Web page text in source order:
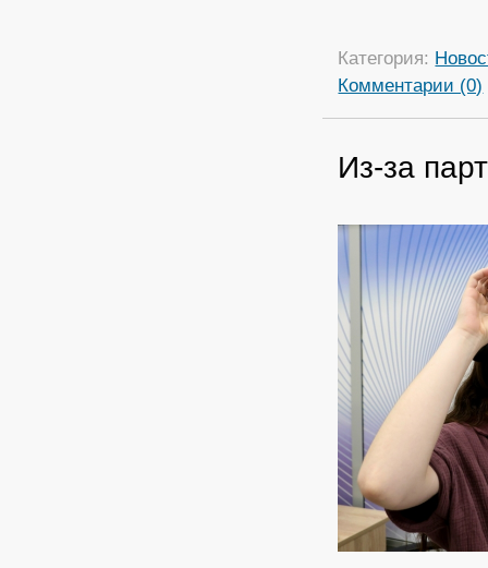
Категория:
Комментарии (0)
Из-за